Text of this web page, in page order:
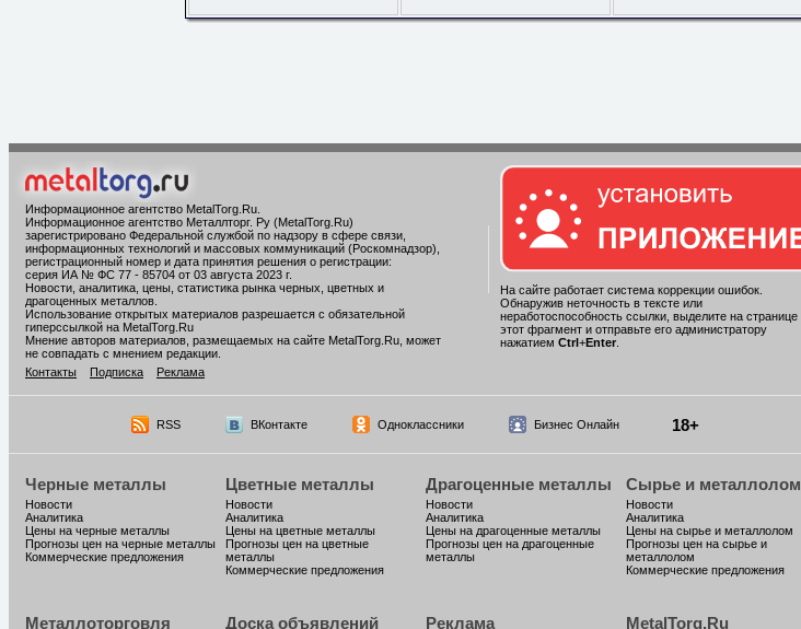
Информационное агентство MetalTorg.Ru
Информационное агентство Металлторг. Ру (MetalTorg.Ru)
зарегистрировано Федеральной службой по надзору в сфере связи,
информационных технологий и массовых коммуникаций (Роскомнадзор),
регистрационный номер и дата принятия решения о регистрации:
серия ИА № ФС 77 - 85704 от 03 августа 2023 г.
Новости, аналитика, цены, статистика рынка черных, цветных и
драгоценных металлов.
Использование открытых материалов разрешается с обязательной
гиперссылкой на MetalTorg.Ru
Мнение авторов материалов, размещаемых на сайте MetalTorg.Ru, может
не совпадать с мнением редакции.
Контакты
Подписка Реклама
На сайте работает система коррекции ошибок.
Обнаружив неточность в тексте или
неработоспособность ссылки, выделите на странице
этот фрагмент и отправьте его администратору
нажатием Ctrl +Enter.
RSS ВКонтакте Одноклассники Бизнес Онлайн 18+
Черные металлы
Новости
Аналитика
Цены на черные металлы
Прогнозы цен на черные металлы
Коммерческие предложения
Цветные металлы
Новости
Аналитика
Цены на цветные металлы
Прогнозы цен на цветные
металлы
Коммерческие предложения
Драгоценные металлы
Новости
Аналитика
Цены на драгоценные металлы
Прогнозы цен на драгоценные
металлы
Сырье и металлолом
Новости
Аналитика
Цены на сырье и металлолом
Прогнозы цен на сырье и
металлолом
Коммерческие предложения
Металлоторговля Доска объявлений Реклама MetalTorg.Ru